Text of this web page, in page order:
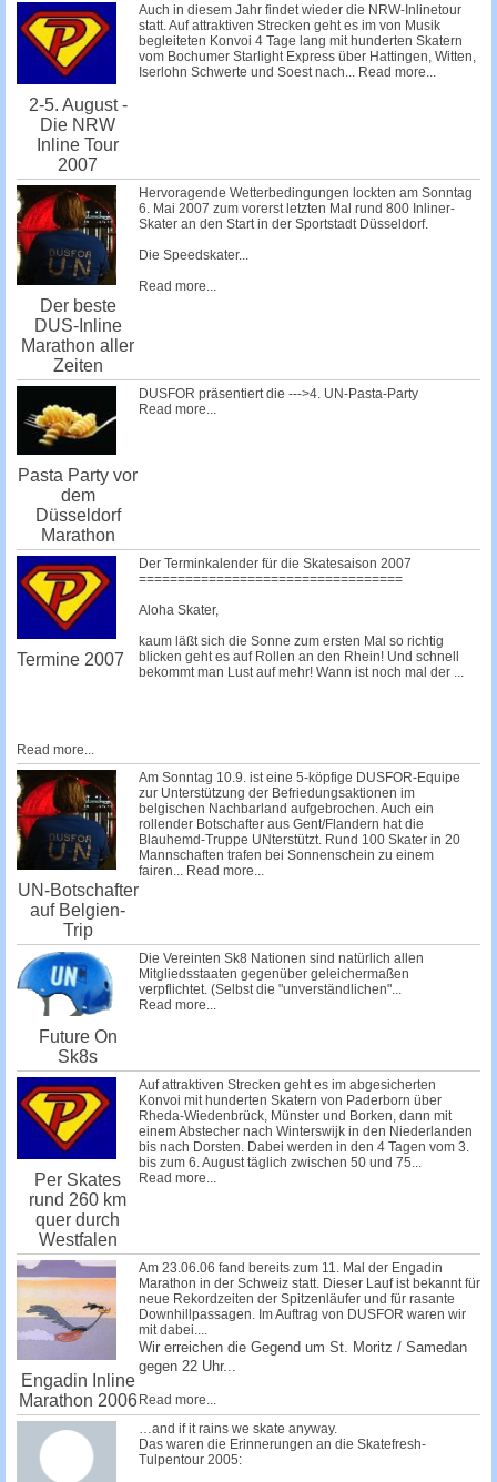
2-5. August -
Die NRW
Inline Tour
2007
Auch in diesem Jahr findet wieder die NRW-Inlinetour
statt. Auf attraktiven Strecken geht es im von Musik
begleiteten Konvoi 4 Tage lang mit hunderten Skatern
vom Bochumer Starlight Express über Hattingen, Witten,
Iserlohn Schwerte und Soest nach... Read more...
Der beste
DUS-Inline
Marathon aller
Zeiten
Hervoragende Wetterbedingungen lockten am Sonntag
6. Mai 2007 zum vorerst letzten Mal rund 800 Inliner-
Skater an den Start in der Sportstadt Düsseldorf.
Die Speedskater...
Read more...
Pasta Party vor
dem
Düsseldorf
Marathon
DUSFOR präsentiert die --->4. UN-Pasta-Party
Read more...
Termine 2007
Der Terminkalender für die Skatesaison 2007
==================================
Aloha Skater,
kaum läßt sich die Sonne zum ersten Mal so richtig
blicken geht es auf Rollen an den Rhein! Und schnell
bekommt man Lust auf mehr! Wann ist noch mal der ...
Read more...
UN-Botschafter
auf Belgien-
Trip
Am Sonntag 10.9. ist eine 5-köpfige DUSFOR-Equipe
zur Unterstützung der Befriedungsaktionen im
belgischen Nachbarland aufgebrochen. Auch ein
rollender Botschafter aus Gent/Flandern hat die
Blauhemd-Truppe UNterstützt. Rund 100 Skater in 20
Mannschaften trafen bei Sonnenschein zu einem
fairen... Read more...
Future On
Sk8s
Die Vereinten Sk8 Nationen sind natürlich allen
Mitgliedsstaaten gegenüber geleichermaßen
verpflichtet. (Selbst die "unverständlichen"...
Read more...
Per Skates
rund 260 km
quer durch
Westfalen
Auf attraktiven Strecken geht es im abgesicherten
Konvoi mit hunderten Skatern von Paderborn über
Rheda-Wiedenbrück, Münster und Borken, dann mit
einem Abstecher nach Winterswijk in den Niederlanden
bis nach Dorsten. Dabei werden in den 4 Tagen vom 3.
bis zum 6. August täglich zwischen 50 und 75...
Read more...
Engadin Inline
Marathon 2006
Am 23.06.06 fand bereits zum 11. Mal der Engadin
Marathon in der Schweiz statt. Dieser Lauf ist bekannt für
neue Rekordzeiten der Spitzenläufer und für rasante
Downhillpassagen. Im Auftrag von DUSFOR waren wir
mit dabei....
Wir erreichen die Gegend um St. Moritz / Samedan
gegen 22 Uhr...
Read more...
…and if it rains we skate anyway.
Das waren die Erinnerungen an die Skatefresh-
Tulpentour 2005: